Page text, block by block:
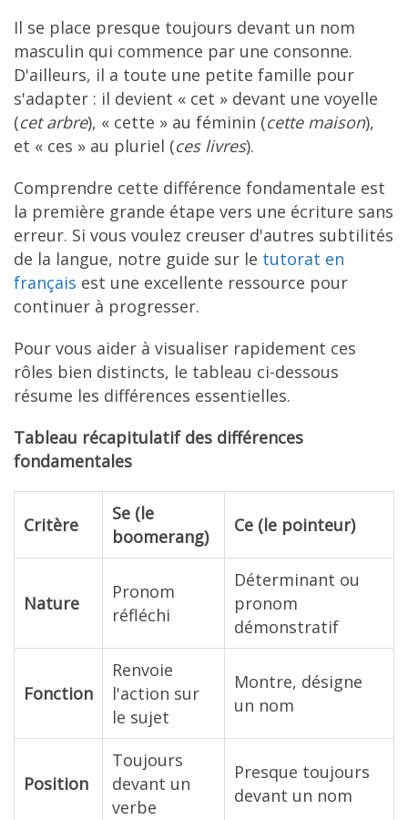
Il se place presque toujours devant un nom
masculin qui commence par une consonne.
D'ailleurs, il a toute une petite famille pour
s'adapter : il devient « cet » devant une voyelle
(cet arbre), « cette » au féminin (cette maison),
et « ces » au pluriel (ces livres).
Comprendre cette différence fondamentale est
la première grande étape vers une écriture sans
erreur. Si vous voulez creuser d'autres subtilités
de la langue, notre guide sur le tutorat en
français est une excellente ressource pour
continuer à progresser.
Pour vous aider à visualiser rapidement ces
rôles bien distincts, le tableau ci-dessous
résume les différences essentielles.
Tableau récapitulatif des différences
fondamentales
Critère
Se (le
boomerang)
Ce (le pointeur)
Nature
Pronom
réfléchi
Déterminant ou
pronom
démonstratif
Fonction
Renvoie
l'action sur
le sujet
Montre, désigne
un nom
Position
Toujours
devant un
verbe
Presque toujours
devant un nom